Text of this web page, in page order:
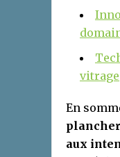
vitrage
En
aux